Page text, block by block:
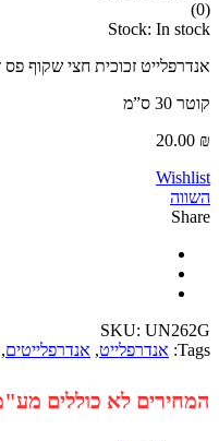
Stock: In
זכוכית חצי שקוף פס זהב
SKU:
אנדרפלייט,אנדרפלייטים,
לא כוללים מע"מ